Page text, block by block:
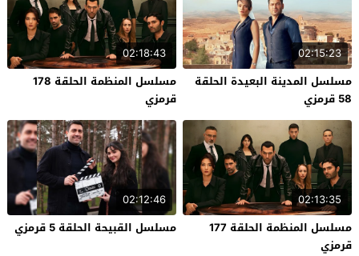
02:15:23
مسلسل المدينة البعيدة الحلقة
58 قرمزي
02:18:43
مسلسل المنظمة الحلقة 178
قرمزي
02:13:35
مسلسل المنظمة الحلقة 177
قرمزي
02:12:46
مسلسل القبيحة الحلقة 5 قرمزي